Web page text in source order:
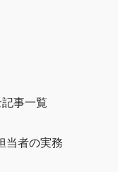
記事一覧
当者の実務